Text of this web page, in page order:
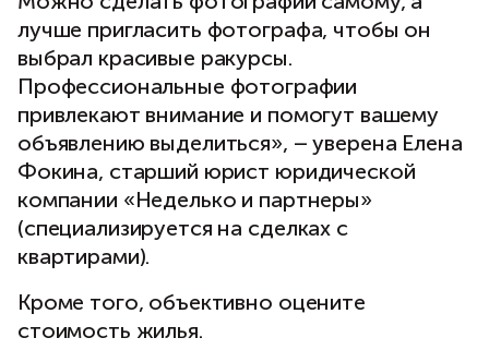
лучше пригласить фотографа, чтобы он
выбрал красивые ракурсы.
Профессиональные фотографии
привлекают внимание и помогут вашему
объявлению выделиться», – уверена Елена
Фокина, старший юрист юридической
компании «Неделько и партнеры»
(специализируется на сделках с
квартирами).
Кроме того, объективно оцените
стоимость жилья.